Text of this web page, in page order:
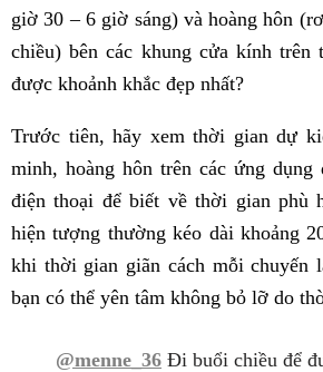
giờ 30 – 6 giờ sáng) và hoàng hôn
chiều) bên các khung cửa kính trên
được khoảnh khắc đẹp nhất?
Trước tiên, hãy xem thời gian dự
minh, hoàng hôn trên các ứng
điện thoại để biết về thời gian phù
hiện tượng thường kéo dài khoảng
khi thời gian giãn cách mỗi chuyến
bạn có thể yên tâm không bỏ lỡ do
@menne_36 Đi buổi chiều để